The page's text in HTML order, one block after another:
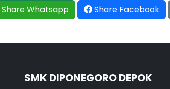
Share Whatsapp Share Facebook
SMK DIPONEGORO DEPOK